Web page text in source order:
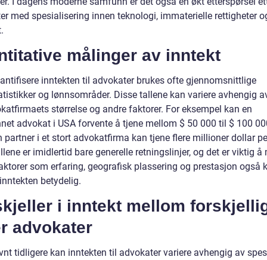
med spesialisering innen teknologi, immaterielle rettigheter
målinger av inntekt
inntekten til advokater brukes ofte gjennomsnittlige
og lønnsområder. Disse tallene kan variere avhengig
størrelse og andre faktorer. For eksempel kan en
advokat i USA forvente å tjene mellom $ 50 000 til $ 100
partner i et stort advokatfirma kan tjene flere millioner dollar
er imidlertid bare generelle retningslinjer, og det er viktig å
som erfaring, geografisk plassering og prestasjon også
betydelig.
i inntekt mellom
advokater
tidligere kan inntekten til advokater variere avhengig av